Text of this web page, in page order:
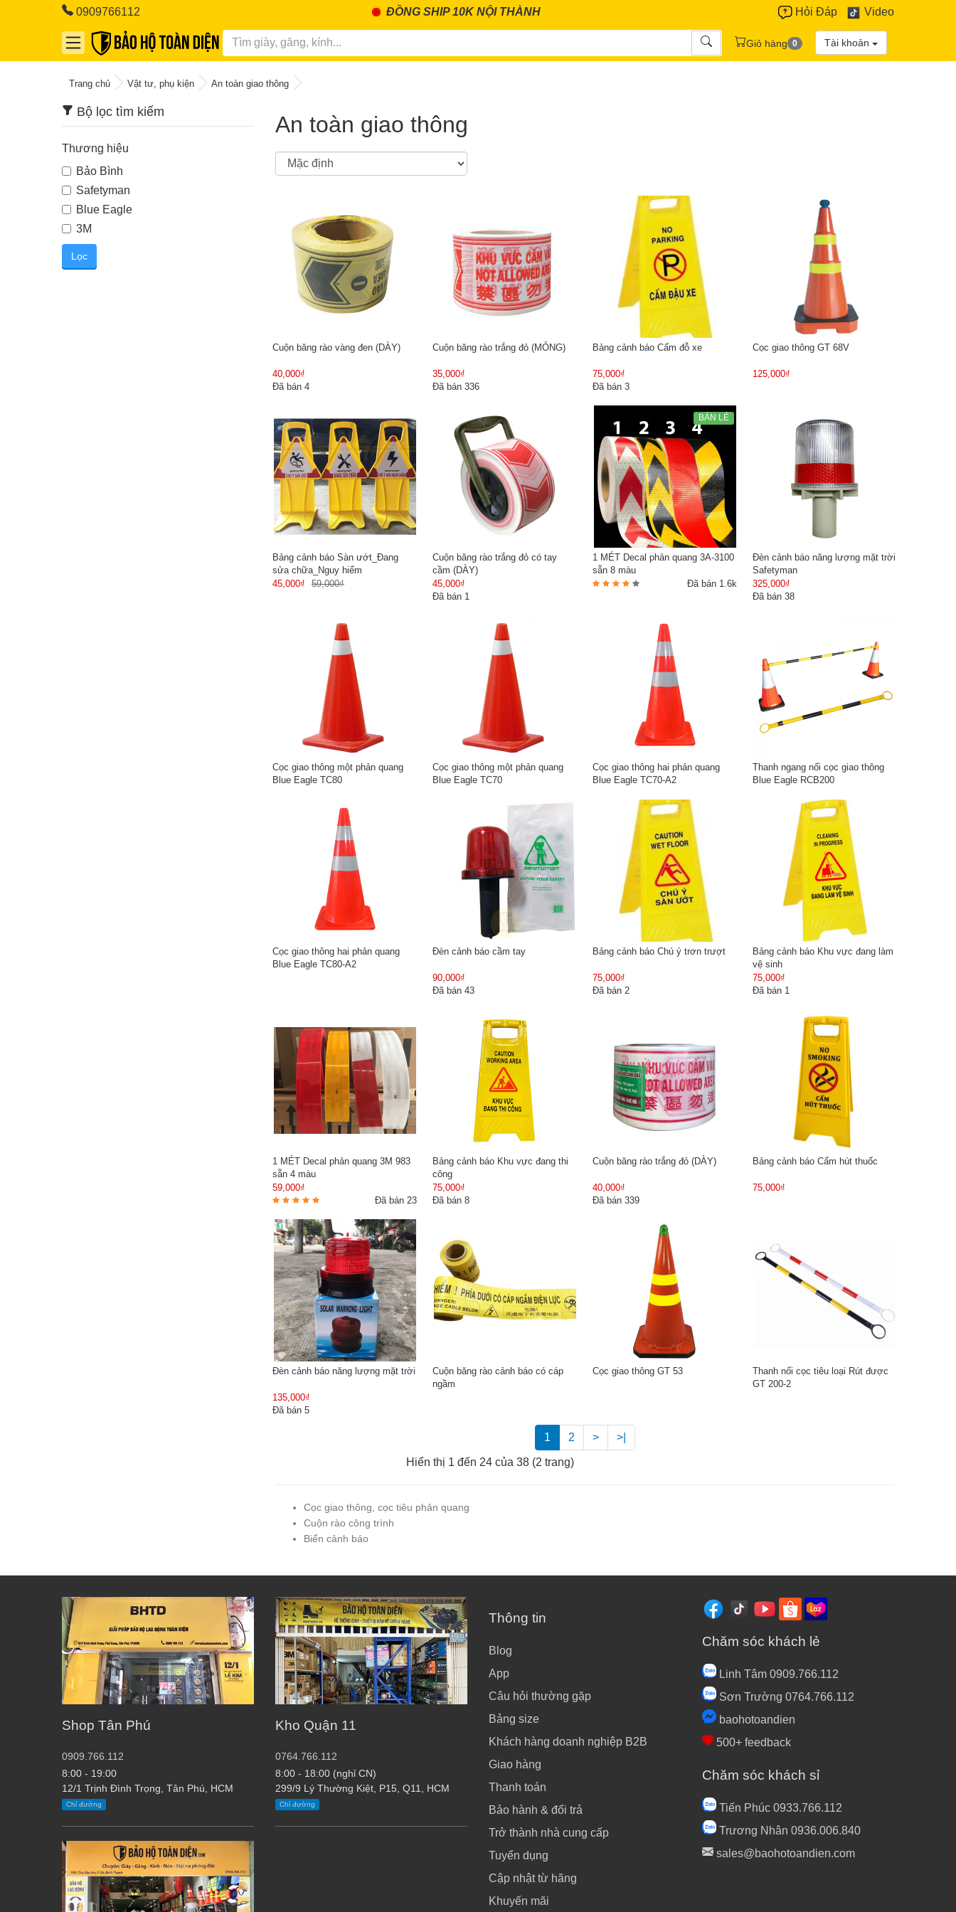
0909766112 ĐỒNG SHIP 10K NỘI THÀNH Hỏi Đáp Video
Giỏ hàng 0 Tài khoản
Trang chủ Vật tư, phụ kiện An toàn giao thông
Bộ lọc tìm kiếm
Thương hiệu
Bảo Bình
Safetyman
Blue Eagle
3M
Lọc
An toàn giao thông
Cuộn băng rào vàng đen (DÀY)
40,000₫
Đã bán 4
Cuộn băng rào trắng đỏ (MỎNG)
35,000₫
Đã bán 336
Bảng cảnh báo Cấm đỗ xe
75,000₫
Đã bán 3
Cọc giao thông GT 68V
125,000₫
Bảng cảnh báo Sàn ướt_Đang
sửa chữa_Nguy hiểm
45,000₫
59,000₫
Cuộn băng rào trắng đỏ có tay
cầm (DÀY)
45,000₫
Đã bán 1
BÁN LẺ
1 MÉT Decal phản quang 3A-3100
sẵn 8 màu
Đã bán 1.6k
Đèn cảnh báo năng lượng mặt trời
Safetyman
325,000₫
Đã bán 38
Cọc giao thông một phản quang
Blue Eagle TC80
Cọc giao thông một phản quang
Blue Eagle TC70
Cọc giao thông hai phản quang
Blue Eagle TC70-A2
Thanh ngang nối cọc giao thông
Blue Eagle RCB200
Cọc giao thông hai phản quang
Blue Eagle TC80-A2
Đèn cảnh báo cầm tay
90,000₫
Đã bán 43
Bảng cảnh báo Chú ý trơn trượt
75,000₫
Đã bán 2
Bảng cảnh báo Khu vực đang làm
vệ sinh
75,000₫
Đã bán 1
1 MÉT Decal phản quang 3M 983
sẵn 4 màu
59,000₫
Đã bán 23
Bảng cảnh báo Khu vực đang thi
công
75,000₫
Đã bán 8
Cuộn băng rào trắng đỏ (DÀY)
40,000₫
Đã bán 339
Bảng cảnh báo Cấm hút thuốc
75,000₫
Đèn cảnh báo năng lượng mặt trời
135,000₫
Đã bán 5
Cuộn băng rào cảnh báo có cáp
ngầm
Cọc giao thông GT 53
Thanh nối cọc tiêu loại Rút được
GT 200-2
1 2 > >|
Hiển thị 1 đến 24 của 38 (2 trang)
Cọc giao thông, cọc tiêu phản quang
Cuộn rào công trình
Biển cảnh báo
Shop Tân Phú
0909.766.112
8:00 - 19:00
12/1 Trịnh Đình Trọng, Tân Phú, HCM
Chỉ đường
Kho Quận 11
0764.766.112
8:00 - 18:00 (nghỉ CN)
299/9 Lý Thường Kiệt, P15, Q11, HCM
Chỉ đường
Thông tin
Blog
App
Câu hỏi thường gặp
Bảng size
Khách hàng doanh nghiệp B2B
Giao hàng
Thanh toán
Bảo hành & đổi trả
Trở thành nhà cung cấp
Tuyển dụng
Cập nhật từ hãng
Khuyến mãi
Chăm sóc khách lẻ
Linh Tâm 0909.766.112
Sơn Trường 0764.766.112
baohotoandien
500+ feedback
Chăm sóc khách sỉ
Tiến Phúc 0933.766.112
Trương Nhân 0936.006.840
sales@baohotoandien.com